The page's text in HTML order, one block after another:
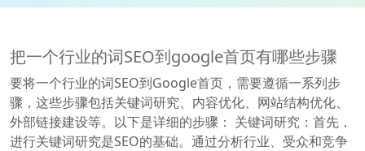
把一个行业的词SEO到google首页有哪些步骤
要将一个行业的词SEO到Google首页，需要遵循一系列步
骤，这些步骤包括关键词研究、内容优化、网站结构优化、
外部链接建设等。以下是详细的步骤： 关键词研究：首先，
进行关键词研究是SEO的基础。通过分析行业、受众和竞争